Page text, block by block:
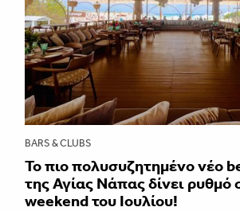
BARS & CLUBS
Το πιο πολυσυζητημένο νέο
της Αγίας Νάπας δίνει ρυθμό
weekend του Ιουλίου!